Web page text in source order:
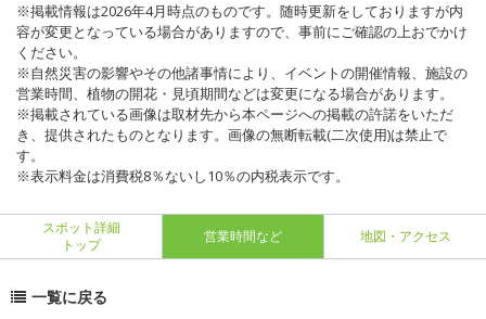
※掲載情報は2026年4月時点のものです。随時更新をしておりますが内
容が変更となっている場合がありますので、事前にご確認の上おでかけ
ください。
※自然災害の影響やその他諸事情により、イベントの開催情報、施設の
営業時間、植物の開花・見頃期間などは変更になる場合があります。
※掲載されている画像は取材先から本ページへの掲載の許諾をいただ
き、提供されたものとなります。画像の無断転載(二次使用)は禁止で
す。
※表示料金は消費税8％ないし10％の内税表示です。
スポット詳細
トップ
営業時間など 地図・アクセス
一覧に戻る